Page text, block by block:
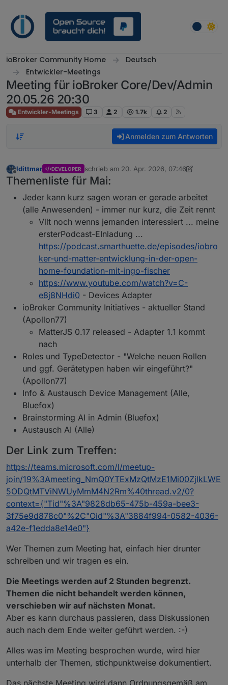
ioBroker Community Home
Deutsch
Entwickler-Meetings
Meeting für ioBroker Core/Dev/Admin
20.05.26 20:30
Entwickler-Meetings 3 2 1.7k 2
Anmelden zum Antworten
Offline
ldittmar DEVELOPER schrieb am 20. Apr. 2026, 07:46
zuletzt editiert von ldittmar
Themenliste für Mai:
Jeder kann kurz sagen woran er gerade arbeitet
(alle Anwesenden) - immer nur kurz, die Zeit rennt
Vllt noch wenns jemanden interessiert ... meine
ersterPodcast-EInladung ...
https://podcast.smarthuette.de/episodes/iobro
ker-und-matter-entwicklung-in-der-open-
home-foundation-mit-ingo-fischer
https://www.youtube.com/watch?v=C-
e8j8NHdi0 - Devices Adapter
ioBroker Community Initiatives - aktueller Stand
(Apollon77)
MatterJS 0.17 released - Adapter 1.1 kommt
nach
Roles und TypeDetector - "Welche neuen Rollen
und ggf. Gerätetypen haben wir eingeführt?"
(Apollon77)
Info & Austausch Device Management (Alle,
Bluefox)
Brainstorming AI in Admin (Bluefox)
Austausch AI (Alle)
Der Link zum Treffen:
https://teams.microsoft.com/l/meetup-
join/19%3Ameeting_NmQ0YTExMzQtMzE1Mi00ZjlkLWE
5ODQtMTViNWUyMmM4N2Rm%40thread.v2/0?
context={"Tid"%3A"9828db65-475b-459a-bee3-
3f75e9d878c0"%2C"Oid"%3A"3884f994-0582-4036-
a42e-f1edda8e14e0"}
Wer Themen zum Meeting hat, einfach hier drunter
schreiben und wir tragen es ein.
Die Meetings werden auf 2 Stunden begrenzt.
Themen die nicht behandelt werden können,
verschieben wir auf nächsten Monat.
Aber es kann durchaus passieren, dass Diskussionen
auch nach dem Ende weiter geführt werden. :-)
Alles was im Meeting besprochen wurde, wird hier
unterhalb der Themen, stichpunktweise dokumentiert.
Das nächste Meeting wird dann Ordnungsgemäß am